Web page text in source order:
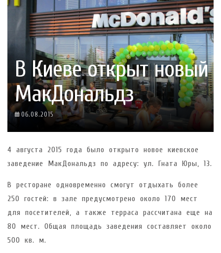
В Киеве открыт новый
МакДональдз
06.08.2015
4 августа 2015 года было открыто новое киевское
заведение МакДональдз по адресу: ул. Гната Юры, 13.
В ресторане одновременно смогут отдыхать более
250 гостей: в зале предусмотрено около 170 мест
для посетителей, а также терраса рассчитана еще на
80 мест. Общая площадь заведения составляет около
500 кв. м.